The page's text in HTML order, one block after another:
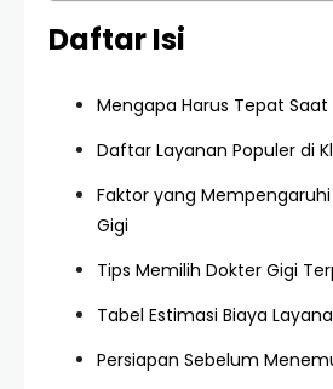
Daftar Isi
Mengapa Harus Tepat Saat
Daftar Layanan Populer di
Faktor yang
Gigi
Tips Memilih Dokter Gigi
Tabel Estimasi Biaya
Persiapan Sebelum